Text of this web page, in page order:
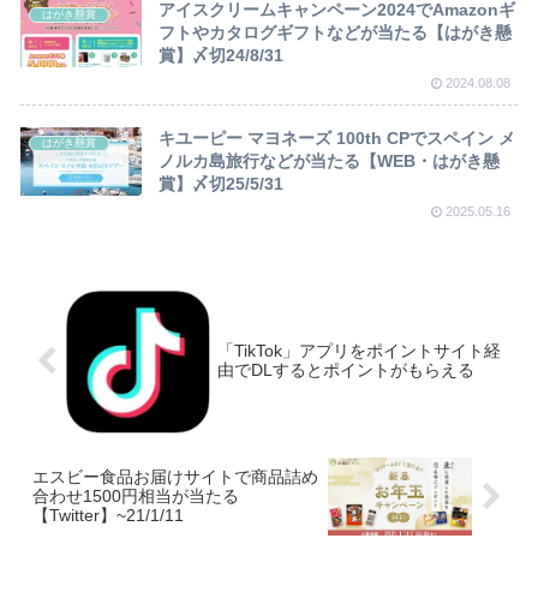
はがき懸賞
アイスクリームキャンペーン2024でAmazonギ
フトやカタログギフトなどが当たる【はがき懸
賞】〆切24/8/31
2024.08.08
はがき懸賞
キユーピー マヨネーズ 100th CPでスペイン メ
ノルカ島旅行などが当たる【WEB・はがき懸
賞】〆切25/5/31
2025.05.16
「TikTok」アプリをポイントサイト経
由でDLするとポイントがもらえる
エスビー食品お届けサイトで商品詰め
合わせ1500円相当が当たる
【Twitter】~21/1/11